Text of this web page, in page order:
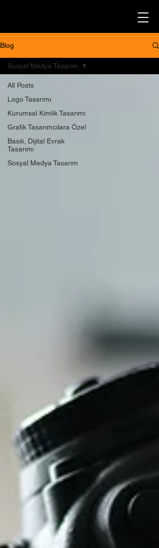
Blog
All Posts
Logo Tasarımı
Kurumsal Kimlik Tasarımı
Grafik Tasarımcılara Özel
Basılı, Dijital Evrak
Tasarımı
Sosyal Medya Tasarım
Sosyal Medya Tasarım